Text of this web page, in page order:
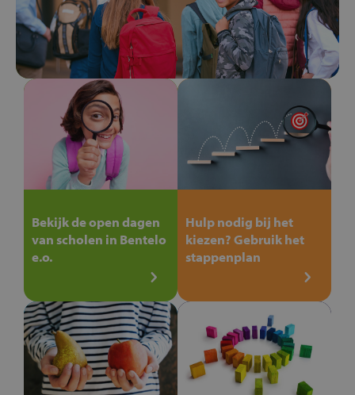
Bekijk de open dagen
van scholen in Bentelo
e.o.
Hulp nodig bij het
kiezen? Gebruik het
stappenplan